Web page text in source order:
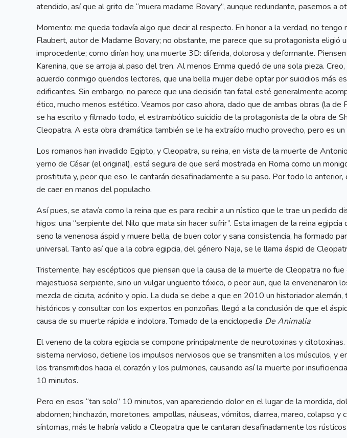
atendido, así que al grito de “muera madame Bovary”, aunque redundante, pasemos a
Momento: me queda todavía algo que decir al respecto. En honor a la verdad, no tengo
Flaubert, autor de Madame Bovary; no obstante, me parece que su protagonista eligió
improcedente; como dirían hoy, una muerte 3D: diferida, dolorosa y deformante.
Karenina, que se arroja al paso del tren. Al menos Emma quedó de una sola pieza.
acuerdo conmigo queridos lectores, que una bella mujer debe optar por suicidios más
edificantes. Sin embargo, no parece que una decisión tan fatal esté generalmente
ético, mucho menos estético. Veamos por caso ahora, dado que de ambas obras (la de
se ha escrito y filmado todo, el estrambótico suicidio de la protagonista de la obra de
Cleopatra. A esta obra dramática también se le ha extraído mucho provecho, pero es
Los romanos han invadido Egipto, y Cleopatra, su reina, en vista de la muerte de
yerno de César (el original), está segura de que será mostrada en Roma como un
prostituta y, peor que eso, le cantarán desafinadamente a su paso. Por todo lo anterior,
de caer en manos del populacho.
Así pues, se atavía como la reina que es para recibir a un rústico que le trae un pedido
higos: una “serpiente del Nilo que mata sin hacer sufrir”. Esta imagen de la reina egipcia
seno la venenosa áspid y muere bella, de buen color y sana consistencia, ha formado
universal. Tanto así que a la cobra egipcia, del género Naja, se le llama áspid de
Tristemente, hay escépticos que piensan que la causa de la muerte de Cleopatra no
majestuosa serpiente, sino un vulgar ungüento tóxico, o peor aun, que la envenenaron
mezcla de cicuta, acónito y opio. La duda se debe a que en 2010 un historiador
históricos y consultar con los expertos en ponzoñas, llegó a la conclusión de que el
causa de su muerte rápida e indolora. Tomado de la enciclopedia De Animalia:
El veneno de la cobra egipcia se compone principalmente de neurotoxinas y
sistema nervioso, detiene los impulsos nerviosos que se transmiten a los músculos, y
los transmitidos hacia el corazón y los pulmones, causando así la muerte por
10 minutos.
Pero en esos “tan solo” 10 minutos, van apareciendo dolor en el lugar de la mordida,
abdomen; hinchazón, moretones, ampollas, náuseas, vómitos, diarrea, mareo, colapso y
síntomas, más le habría valido a Cleopatra que le cantaran desafinadamente los